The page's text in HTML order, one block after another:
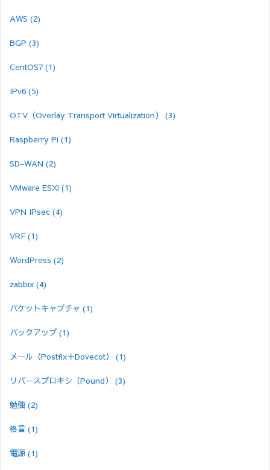
AWS (2)
BGP (3)
CentOS7 (1)
IPv6 (5)
OTV（Overlay Transport Virtualization） (3)
Raspberry Pi (1)
SD-WAN (2)
VMware ESXi (1)
VPN IPsec (4)
VRF(1)
WordPress (2)
zabbix (4)
パケットキャプチャ (1)
バックアップ (1)
メール（Postfix＋Dovecot） (1)
リバースプロキシ（Pound） (3)
勉強 (2)
格言 (1)
電源 (1)